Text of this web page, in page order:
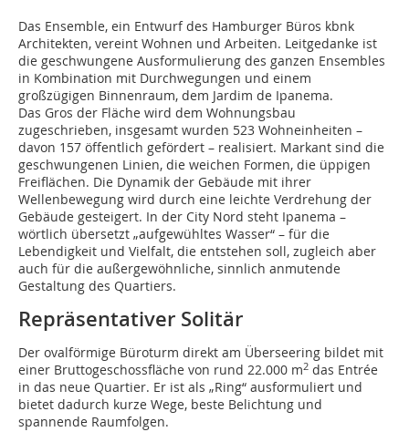
Das Ensemble, ein Entwurf des Hamburger Büros kbnk
Architekten, vereint Wohnen und Arbeiten. Leitgedanke ist
die geschwungene Ausformulierung des ganzen Ensembles
in Kombination mit Durchwegungen und einem
großzügigen Binnenraum, dem Jardim de Ipanema.
Das Gros der Fläche wird dem Wohnungsbau
zugeschrieben, insgesamt wurden 523 Wohneinheiten –
davon 157 öffentlich gefördert – realisiert. Markant sind die
geschwungenen Linien, die weichen Formen, die üppigen
Freiflächen. Die Dynamik der Gebäude mit ihrer
Wellenbewegung wird durch eine leichte Verdrehung der
Gebäude gesteigert. In der City Nord steht Ipanema –
wörtlich übersetzt „aufgewühltes Wasser“ – für die
Lebendigkeit und Vielfalt, die entstehen soll, zugleich aber
auch für die außergewöhnliche, sinnlich anmutende
Gestaltung des Quartiers.
Repräsentativer Solitär
Der ovalförmige Büroturm direkt am Überseering bildet mit
einer Bruttogeschossfläche von rund 22.000 m2 das Entrée
in das neue Quartier. Er ist als „Ring“ ausformuliert und
bietet dadurch kurze Wege, beste Belichtung und
spannende Raumfolgen.